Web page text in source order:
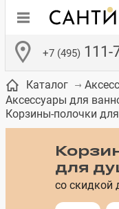
+7 (495) 111-
Бачки для
унитазов
Смесители для
встраиваемых
систем
Зеркало-шкаф
Каталог
Аксессуары для
Корзины-полочки
для
со скидкой